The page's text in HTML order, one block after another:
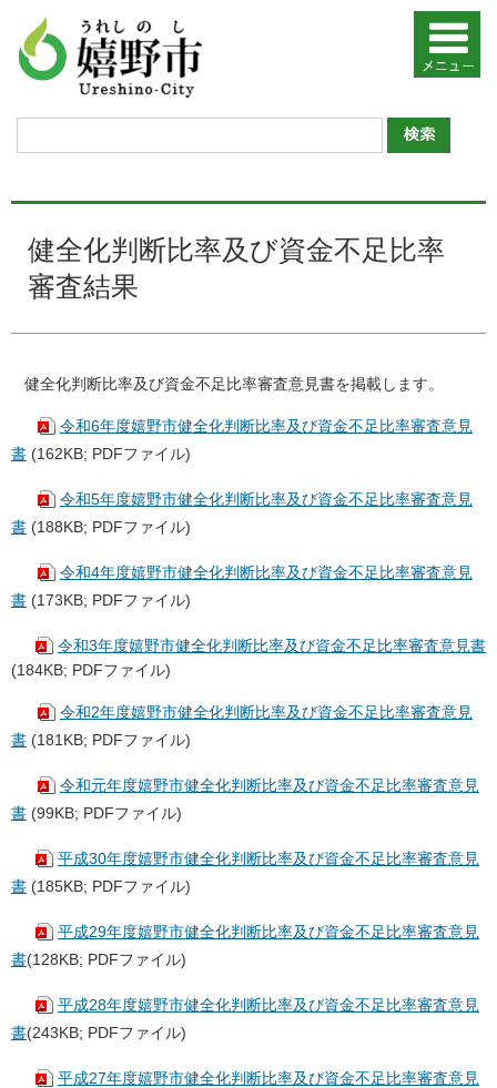
健全化判断比率及び資金不足比率
審査結果
健全化判断比率及び資金不足比率審査意見書を掲載します。
令和6年度嬉野市健全化判断比率及び資金不足比率審査意見
書 (162KB; PDFファイル)
令和5年度嬉野市健全化判断比率及び資金不足比率審査意見
書 (188KB; PDFファイル)
令和4年度嬉野市健全化判断比率及び資金不足比率審査意見
書 (173KB; PDFファイル)
令和3年度嬉野市健全化判断比率及び資金不足比率審査意見書
(184KB; PDFファイル)
令和2年度嬉野市健全化判断比率及び資金不足比率審査意見
書 (181KB; PDFファイル)
令和元年度嬉野市健全化判断比率及び資金不足比率審査意見
書 (99KB; PDFファイル)
平成30年度嬉野市健全化判断比率及び資金不足比率審査意見
書 (185KB; PDFファイル)
平成29年度嬉野市健全化判断比率及び資金不足比率審査意見
書(128KB; PDFファイル)
平成28年度嬉野市健全化判断比率及び資金不足比率審査意見
書(243KB; PDFファイル)
平成27年度嬉野市健全化判断比率及び資金不足比率審査意見